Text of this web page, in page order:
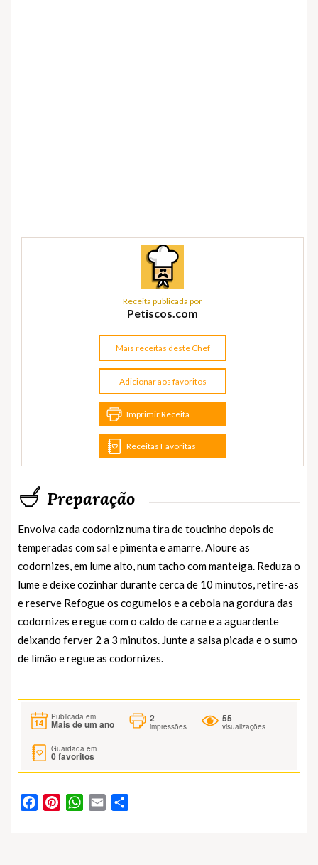
Receita publicada por
Petiscos.com
Mais receitas deste Chef
Adicionar aos favoritos
Imprimir Receita
Receitas Favoritas
Preparação
Envolva cada codorniz numa tira de toucinho depois de
temperadas com sal e pimenta e amarre. Aloure as
codornizes, em lume alto, num tacho com manteiga. Reduza o
lume e deixe cozinhar durante cerca de 10 minutos, retire-as
e reserve Refogue os cogumelos e a cebola na gordura das
codornizes e regue com o caldo de carne e a aguardente
deixando ferver 2 a 3 minutos. Junte a salsa picada e o sumo
de limão e regue as codornizes.
Publicada em
Mais de um ano
2
impressões
55
visualizações
Guardada em
0favoritos
FacebookPinterestWhatsApp
Email